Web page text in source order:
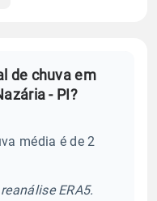
de chuva em
- PI?
média é de 2
ERA5.